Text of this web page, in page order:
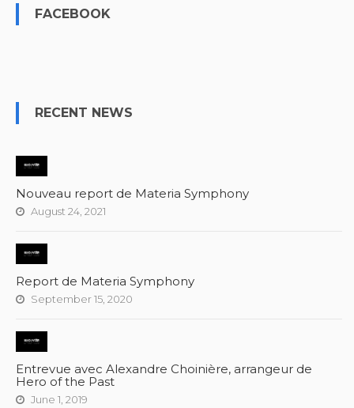
FACEBOOK
RECENT NEWS
Nouveau report de Materia Symphony
August 24, 2021
Report de Materia Symphony
September 15, 2020
Entrevue avec Alexandre Choinière, arrangeur de
Hero of the Past
June 1, 2019